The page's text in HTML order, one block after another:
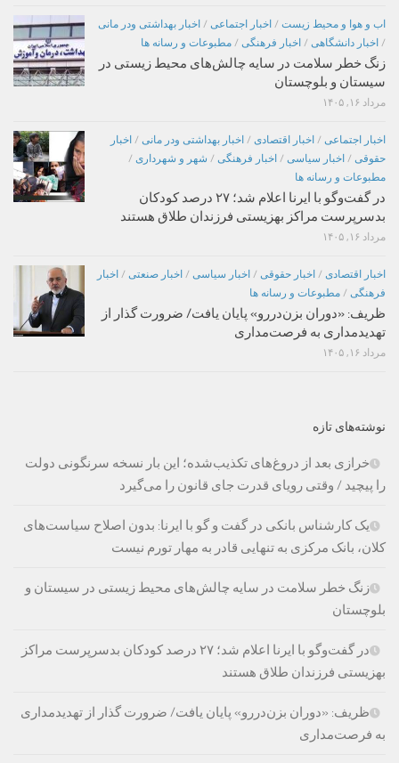
اب و هوا و محیط زیست / اخبار اجتماعی / اخبار بهداشتی ودر مانی
/ اخبار دانشگاهی / اخبار فرهنگی / مطبوعات و رسانه ها
زنگ خطر سلامت در سایه چالش‌های محیط زیستی در
سیستان و بلوچستان
مرداد ۱۶, ۱۴۰۵
اخبار اجتماعی / اخبار اقتصادی / اخبار بهداشتی ودر مانی / اخبار
حقوقی / اخبار سیاسی / اخبار فرهنگی / شهر و شهرداری /
مطبوعات و رسانه ها
در گفت‌وگو با ایرنا اعلام شد؛ ۲۷ درصد کودکان
بدسرپرست مراکز بهزیستی فرزندان طلاق هستند
مرداد ۱۶, ۱۴۰۵
اخبار اقتصادی / اخبار حقوقی / اخبار سیاسی / اخبار صنعتی / اخبار
فرهنگی / مطبوعات و رسانه ها
ظریف: «دوران بزن‌دررو» پایان یافت/ ضرورت گذار از
تهدیدمداری به فرصت‌مداری
مرداد ۱۶, ۱۴۰۵
نوشته‌های تازه
خرازی بعد از دروغ‌های تکذیب‌شده؛ این بار نسخه سرنگونی دولت
را پیچید / وقتی رویای قدرت جای قانون را می‌گیرد
یک کارشناس بانکی در گفت و گو با ایرنا: بدون اصلاح سیاست‌های
کلان، بانک مرکزی به تنهایی قادر به مهار تورم نیست
زنگ خطر سلامت در سایه چالش‌های محیط زیستی در سیستان و
بلوچستان
در گفت‌وگو با ایرنا اعلام شد؛ ۲۷ درصد کودکان بدسرپرست مراکز
بهزیستی فرزندان طلاق هستند
ظریف: «دوران بزن‌دررو» پایان یافت/ ضرورت گذار از تهدیدمداری
به فرصت‌مداری